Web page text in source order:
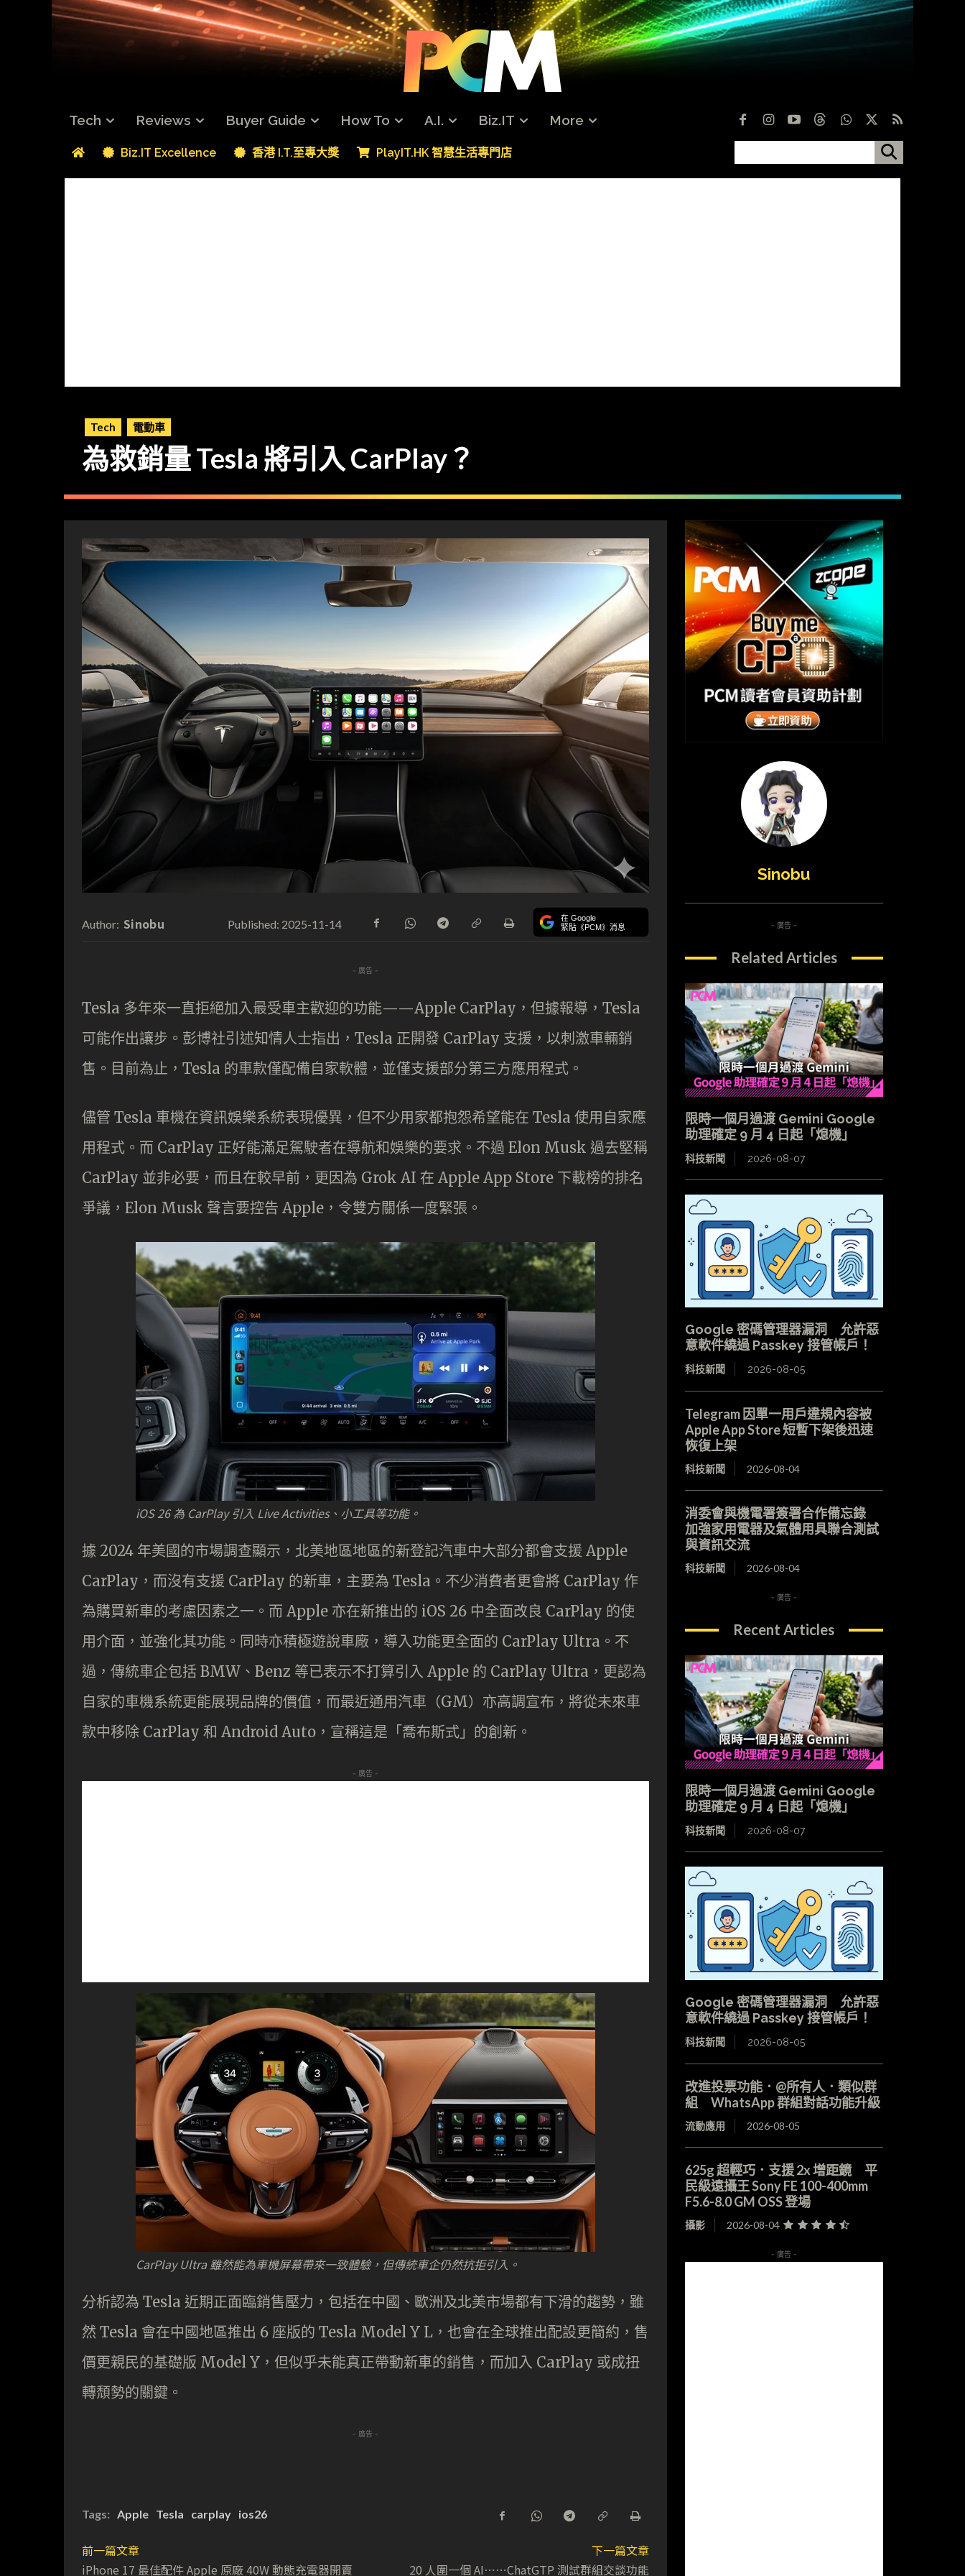
Tech Reviews Buyer Guide How To A.I. Biz.IT More
Biz.IT Excellence 香港 I.T.至專大獎 PlayIT.HK 智慧生活專門店
Tech 電動車
為救銷量 Tesla 將引入 CarPlay？
Author: Sinobu Published: 2025-11-14 在 Google
緊貼《PCM》消息
- 廣告 -
Tesla 多年來一直拒絕加入最受車主歡迎的功能——Apple CarPlay，但據報導，Tesla
可能作出讓步。彭博社引述知情人士指出，Tesla 正開發 CarPlay 支援，以刺激車輛銷
售。目前為止，Tesla 的車款僅配備自家軟體，並僅支援部分第三方應用程式。
儘管 Tesla 車機在資訊娛樂系統表現優異，但不少用家都抱怨希望能在 Tesla 使用自家應
用程式。而 CarPlay 正好能滿足駕駛者在導航和娛樂的要求。不過 Elon Musk 過去堅稱
CarPlay 並非必要，而且在較早前，更因為 Grok AI 在 Apple App Store 下載榜的排名
爭議，Elon Musk 聲言要控告 Apple，令雙方關係一度緊張。
iOS 26 為 CarPlay 引入 Live Activities、小工具等功能。
據 2024 年美國的市場調查顯示，北美地區地區的新登記汽車中大部分都會支援 Apple
CarPlay，而沒有支援 CarPlay 的新車，主要為 Tesla。不少消費者更會將 CarPlay 作
為購買新車的考慮因素之一。而 Apple 亦在新推出的 iOS 26 中全面改良 CarPlay 的使
用介面，並強化其功能。同時亦積極遊說車廠，導入功能更全面的 CarPlay Ultra。不
過，傳統車企包括 BMW、Benz 等已表示不打算引入 Apple 的 CarPlay Ultra，更認為
自家的車機系統更能展現品牌的價值，而最近通用汽車（GM）亦高調宣布，將從未來車
款中移除 CarPlay 和 Android Auto，宣稱這是「喬布斯式」的創新。
- 廣告 -
CarPlay Ultra 雖然能為車機屏幕帶來一致體驗，但傳統車企仍然抗拒引入。
分析認為 Tesla 近期正面臨銷售壓力，包括在中國、歐洲及北美市場都有下滑的趨勢，雖
然 Tesla 會在中國地區推出 6 座版的 Tesla Model Y L，也會在全球推出配設更簡約，售
價更親民的基礎版 Model Y，但似乎未能真正帶動新車的銷售，而加入 CarPlay 或成扭
轉頹勢的關鍵。
- 廣告 -
Tags: Apple Tesla carplay ios26
前一篇文章
iPhone 17 最佳配件 Apple 原廠 40W 動態充電器開賣
下一篇文章
20 人圍一個 AI⋯⋯ChatGTP 測試群組交談功能
Sinobu
- 廣告 -
Related Articles
限時一個月過渡 Gemini Google
助理確定 9 月 4 日起「熄機」
科技新聞 2026-08-07
Google 密碼管理器漏洞 允許惡
意軟件繞過 Passkey 接管帳戶！
科技新聞 2026-08-05
Telegram 因單一用戶違規內容被
Apple App Store 短暫下架後迅速
恢復上架
科技新聞 2026-08-04
消委會與機電署簽署合作備忘錄
加強家用電器及氣體用具聯合測試
與資訊交流
科技新聞 2026-08-04
- 廣告 -
Recent Articles
限時一個月過渡 Gemini Google
助理確定 9 月 4 日起「熄機」
科技新聞 2026-08-07
Google 密碼管理器漏洞 允許惡
意軟件繞過 Passkey 接管帳戶！
科技新聞 2026-08-05
改進投票功能．@所有人．類似群
組 WhatsApp 群組對話功能升級
流動應用 2026-08-05
625g 超輕巧．支援 2x 增距鏡 平
民級遠攝王 Sony FE 100-400mm
F5.6-8.0 GM OSS 登場
攝影 2026-08-04
- 廣告 -